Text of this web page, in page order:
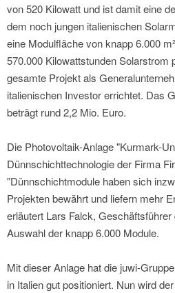
von 520 Kilowatt und ist damit eine
dem noch jungen italienischen
eine Modulfläche von knapp 6.000
570.000 Kilowattstunden Solarstrom
gesamte Projekt als
italienischen Investor errichtet. Das
beträgt rund 2,2 Mio. Euro.
Die Photovoltaik-Anlage "Kurmark-
Dünnschichttechnologie der Firma
"Dünnschichtmodule haben sich
Projekten bewährt und liefern mehr
erläutert Lars Falck,
Auswahl der knapp 6.000 Module.
Mit dieser Anlage hat die juwi-
in Italien gut positioniert. Nun wird